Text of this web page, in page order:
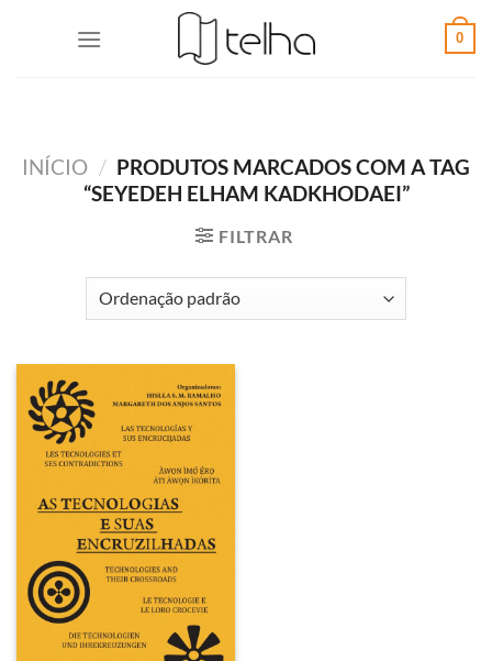
0
INÍCIO / PRODUTOS MARCADOS COM A TAG
“SEYEDEH ELHAM KADKHODAEI”
FILTRAR